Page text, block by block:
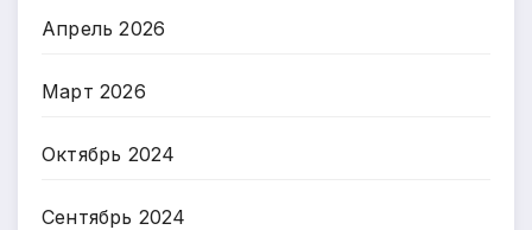
Апрель 2026
Март 2026
Октябрь 2024
Сентябрь 2024